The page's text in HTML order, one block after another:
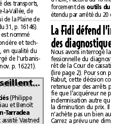
teur, au titre du ministre chargé des transports,
des EPA du secteur IV de Marne-la-Vallée, de
Seine-Arche à Nanterre, de celui de la Plaine de
France (arrêtés des 6 oct., J.O. du 31, p.16146).
: Emmanuel Moulin est nommé
administrateur de l'Agence foncière et tech-
nique de la région parisienne, en qualité du
représentant du ministre chargé de l'urbanis-
nov. p.16221).
Des avocats conseillent…
Des avocats conseillent…
Lefèvre Pelletier & associés (Philippe
Bouillon, Valérie Moskal-Deniau et Benoît
Chardon-Tarradea
(Adeline Moisy-Namand) ont assisté Vastned